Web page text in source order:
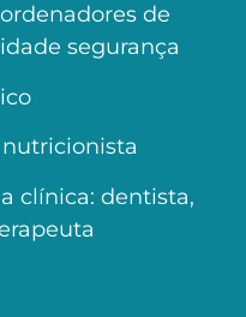
de
segurança
nutricionista
clínica: dentista,